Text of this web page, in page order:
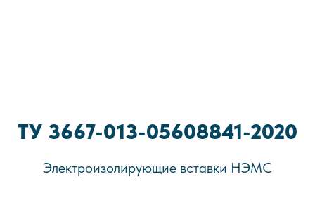
ТУ 3667-013-05608841-2020
Электроизолирующие вставки НЭМС